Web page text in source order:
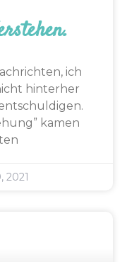
ich
hinterher
kamen
2021